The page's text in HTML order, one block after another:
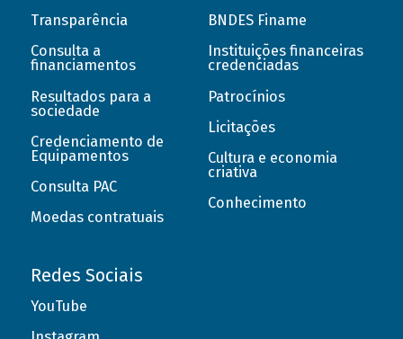
Transparência
Consulta a
financiamentos
Resultados para a
sociedade
Credenciamento de
Equipamentos
Consulta PAC
Moedas contratuais
BNDES Finame
Instituições financeiras
credenciadas
Patrocínios
Licitações
Cultura e economia
criativa
Conhecimento
Redes Sociais
YouTube